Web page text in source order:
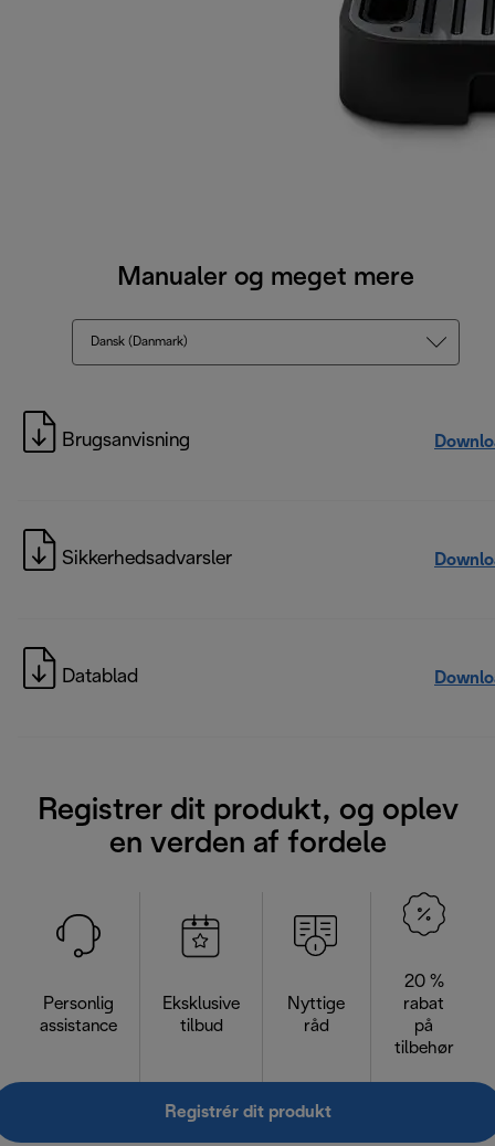
Manualer og meget mere
Dansk (Danmark)
Brugsanvisning
Sikkerhedsadvarsler
Datablad
Registrer dit produkt, og oplev
en verden af fordele
Personlig
assistance
Eksklusive
tilbud
Nyttige
råd
20 %
rabat
på
tilbehør
Registrér dit produkt